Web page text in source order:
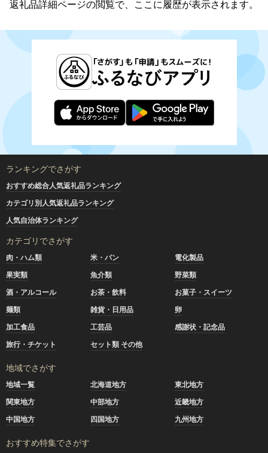
返礼品詳細ページの閲覧で、ここに履歴が表示されます。
ランキングでさがす
おすすめ総合人気返礼品ランキング
カテゴリ別人気返礼品ランキング
人気自治体ランキング
カテゴリでさがす
肉・ハム類 米・パン
電化製品
果実類
魚介類
野菜類
酒・アルコール
お茶・飲料
お菓子・スイーツ
麺類
雑貨・日用品
卵
加工食品
工芸品
感謝状・記念品
旅行・チケット
セット類 その他
地域でさがす
地域一覧 北海道地方
東北地方
関東地方
中部地方
近畿地方
中国地方
四国地方 九州地方
おすすめ特集でさがす